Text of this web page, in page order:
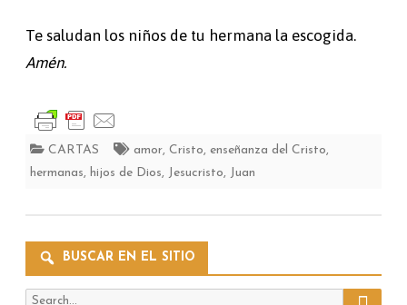
Te saludan los niños de tu hermana la escogida.
Amén.
CARTAS amor, Cristo, enseñanza del Cristo,
hermanas, hijos de Dios, Jesucristo, Juan
BUSCAR EN EL SITIO
Search
Search